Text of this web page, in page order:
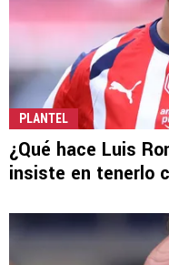
PLANTEL
¿Qué hace Luis
insiste en tenerlo